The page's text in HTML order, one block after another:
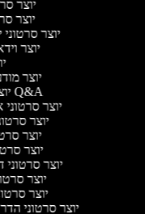
יוצר
יוצר
יוצר סרטוני
יוצר
יוצר
יוצר סרטוני Q&A
יוצר סרטוני
יוצר
יוצר
יוצר
יוצר סרטוני
יוצר
יוצר
יוצר סרטוני